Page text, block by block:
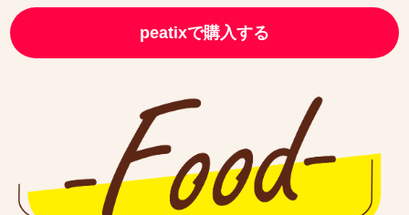
peatixで購入する